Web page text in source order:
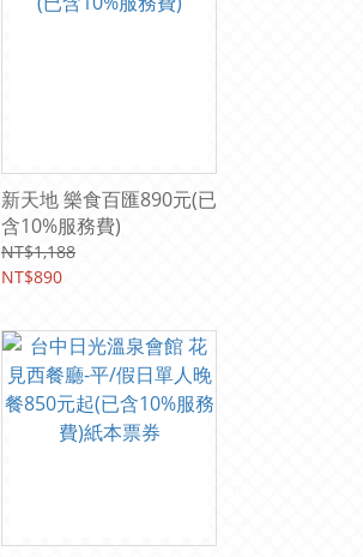
新天地 樂食百匯890元(已
含10%服務費)
NT$1,188
NT$890